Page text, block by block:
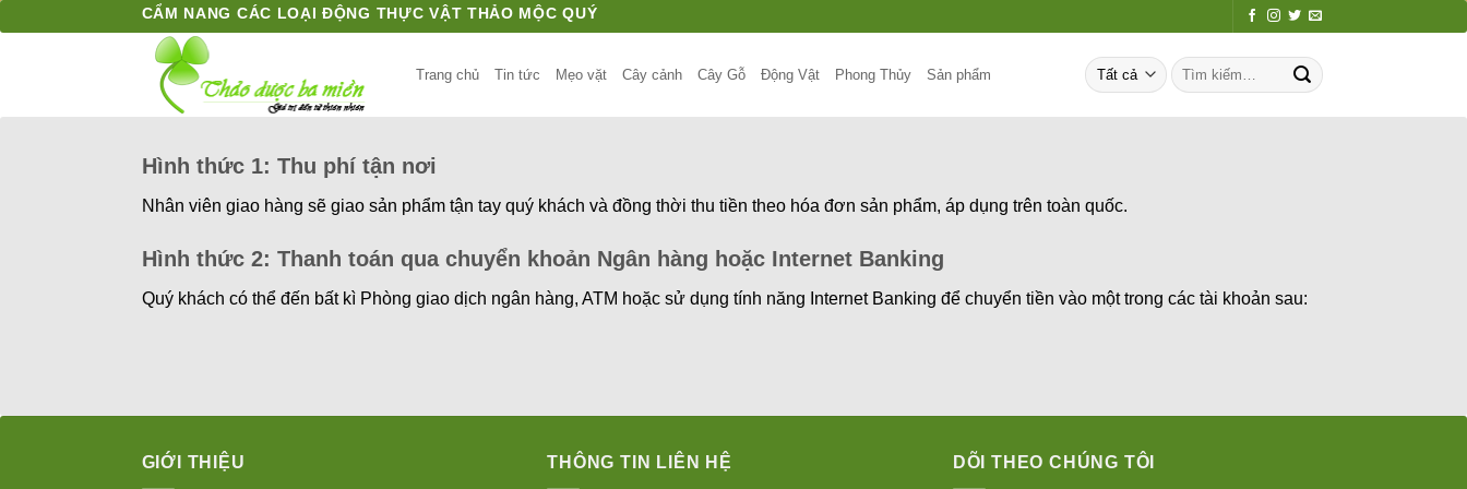
qua
CẨM NANG CÁC LOẠI ĐỘNG THỰC VẬT THẢO MỘC QUÝ
Trang chủ Tin tức Mẹo vặt Cây cảnh Cây Gỗ Động Vật Phong Thủy Sản phẩm
Tìm
kiếm:
Hình thức 1: Thu phí tận nơi
Nhân viên giao hàng sẽ giao sản phẩm tận tay quý khách và đồng thời thu tiền theo hóa đơn sản phẩm, áp dụng trên toàn quốc.
Hình thức 2: Thanh toán qua chuyển khoản Ngân hàng hoặc Internet Banking
Quý khách có thể đến bất kì Phòng giao dịch ngân hàng, ATM hoặc sử dụng tính năng Internet Banking để chuyển tiền vào một trong các tài khoản sau:
GIỚI THIỆU THÔNG TIN LIÊN HỆ DÕI THEO CHÚNG TÔI